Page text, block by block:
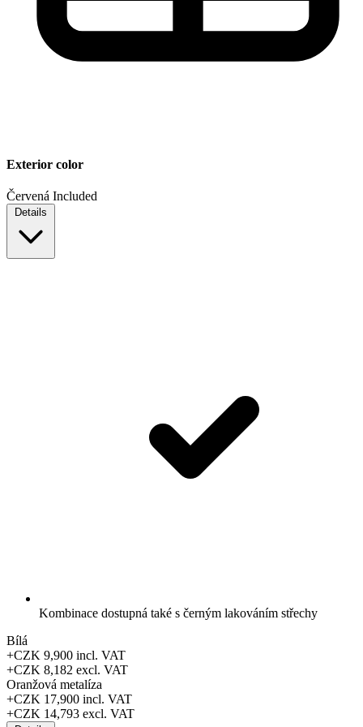
Exterior color
Červená Included
Details
Kombinace dostupná také s černým lakováním střechy
Bílá
+CZK 9,900 incl. VAT
+CZK 8,182 excl. VAT
Oranžová metalíza
+CZK 17,900 incl. VAT
+CZK 14,793 excl. VAT